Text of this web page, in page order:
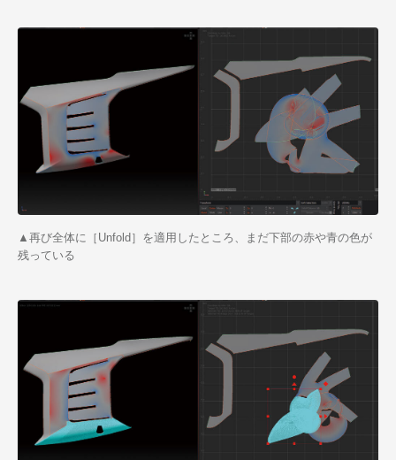
▲再び全体に［Unfold］を適用したところ、まだ下部の赤や青の色が
残っている